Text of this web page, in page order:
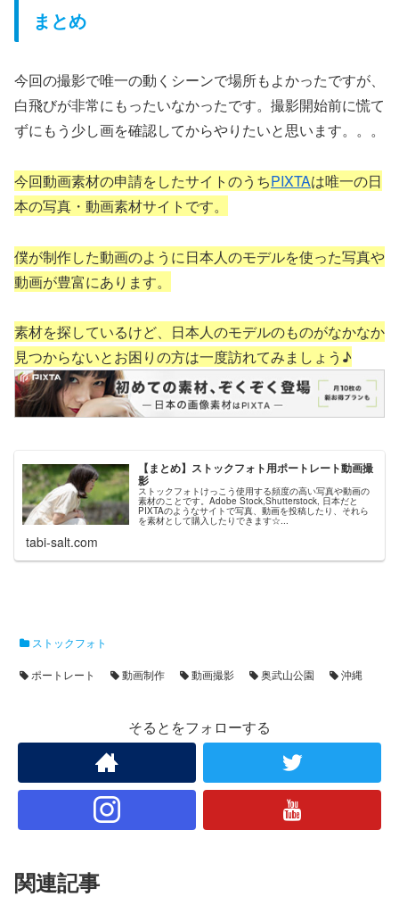
まとめ
今回の撮影で唯一の動くシーンで場所もよかったですが、
白飛びが非常にもったいなかったです。撮影開始前に慌て
ずにもう少し画を確認してからやりたいと思います。。。
今回動画素材の申請をしたサイトのうちPIXTAは唯一の日
本の写真・動画素材サイトです。
僕が制作した動画のように日本人のモデルを使った写真や
動画が豊富にあります。
素材を探しているけど、日本人のモデルのものがなかなか
見つからないとお困りの方は一度訪れてみましょう♪
【まとめ】ストックフォト用ポートレート動画撮
影
ストックフォトけっこう使用する頻度の高い写真や動画の
素材のことです。Adobe Stock,Shutterstock, 日本だと
PIXTAのようなサイトで写真、動画を投稿したり、それら
を素材として購入したりできます☆...
tabi-salt.com
ストックフォト
ポートレート 動画制作 動画撮影 奥武山公園 沖縄
そるとをフォローする
関連記事